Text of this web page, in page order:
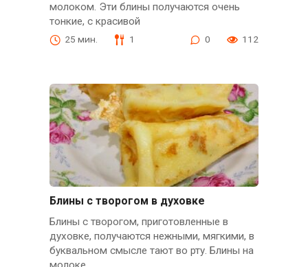
молоком. Эти блины получаются очень
тонкие, с красивой
25 мин. 1 0 112
Блины с творогом в духовке
Блины с творогом, приготовленные в
духовке, получаются нежными, мягкими, в
буквальном смысле тают во рту. Блины на